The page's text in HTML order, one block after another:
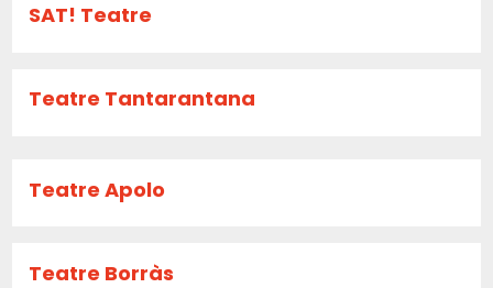
SAT! Teatre
Teatre Tantarantana
Teatre Apolo
Teatre Borràs